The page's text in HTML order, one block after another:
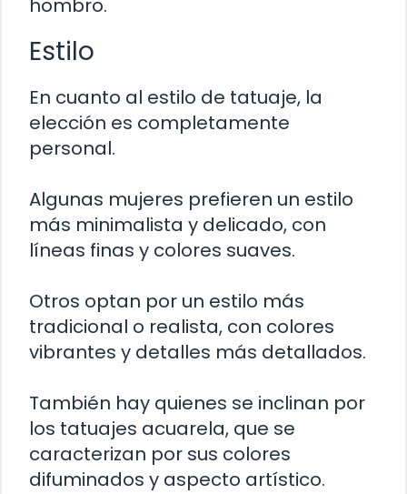
hombro.
Estilo
En cuanto al estilo de tatuaje, la
elección es completamente
personal.
Algunas mujeres prefieren un estilo
más minimalista y delicado, con
líneas finas y colores suaves.
Otros optan por un estilo más
tradicional o realista, con colores
vibrantes y detalles más detallados.
También hay quienes se inclinan por
los tatuajes acuarela, que se
caracterizan por sus colores
difuminados y aspecto artístico.